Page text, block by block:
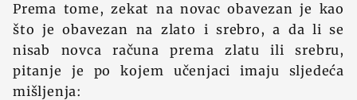
Prema tome, zekat na novac obavezan je kao
što je obavezan na zlato i srebro, a da li se
nisab novca računa prema zlatu ili srebru,
pitanje je po kojem učenjaci imaju sljedeća
mišljenja: